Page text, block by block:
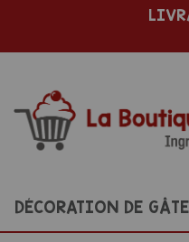
DÉCORATION DE